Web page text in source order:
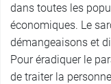
dans toutes les
économiques. Le
démangeaisons et
Pour éradiquer le
de traiter la